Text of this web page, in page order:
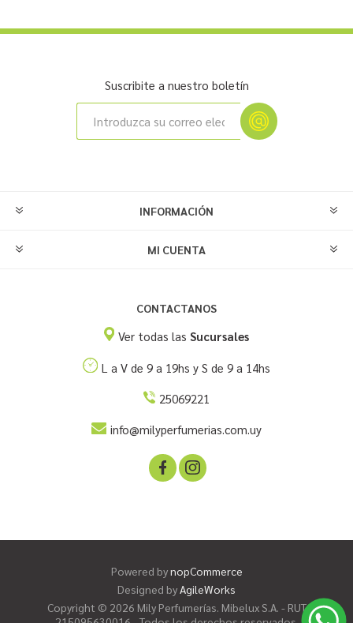
Suscribite a nuestro boletín
INFORMACIÓN
MI CUENTA
CONTACTANOS
Ver todas lasSucursales
L a V de 9 a 19hs y S de 9 a 14hs
25069221
info@milyperfumerias.com.uy
Powered bynopCommerce
Designed byAgileWorks
Copyright © 2026 Mily Perfumerías. Mibelux S.A. - RUT